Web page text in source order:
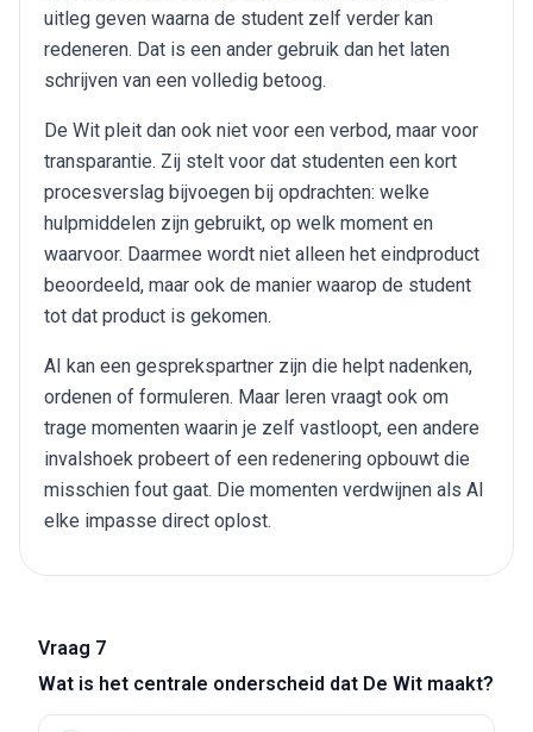
uitleg geven waarna de student zelf verder kan
redeneren. Dat is een ander gebruik dan het laten
schrijven van een volledig betoog.
De Wit pleit dan ook niet voor een verbod, maar voor
transparantie. Zij stelt voor dat studenten een kort
procesverslag bijvoegen bij opdrachten: welke
hulpmiddelen zijn gebruikt, op welk moment en
waarvoor. Daarmee wordt niet alleen het eindproduct
beoordeeld, maar ook de manier waarop de student
tot dat product is gekomen.
AI kan een gesprekspartner zijn die helpt nadenken,
ordenen of formuleren. Maar leren vraagt ook om
trage momenten waarin je zelf vastloopt, een andere
invalshoek probeert of een redenering opbouwt die
misschien fout gaat. Die momenten verdwijnen als AI
elke impasse direct oplost.
Vraag 7
Wat is het centrale onderscheid dat De Wit maakt?